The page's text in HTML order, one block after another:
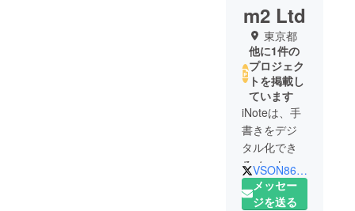
m2 Ltd
東京都
他に1件の
プロジェク
トを掲載し
ています
iNoteは、手
書きをデジ
タル化でき
るノートで
す。
こだわるラ
VSON86687483
メッセー
ジを送る